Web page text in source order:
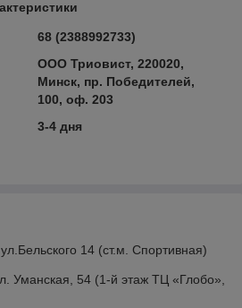
68 (2388992733)
ООО Триовист, 220020,
Минск, пр. Победителей,
100, оф. 203
3-4 дня
14 (ст.м. Спортивная)
Уманская, 54 (1-й этаж ТЦ «Глобо»,